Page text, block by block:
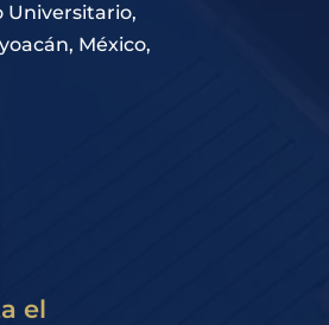
Universitario,
México,
el